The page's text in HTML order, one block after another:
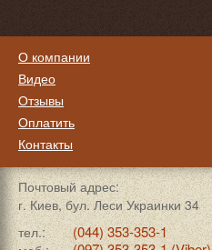
О компании
Видео
Отзывы
Оплатить
Контакты
Почтовый адрес:
г. Киев, бул. Леси Украинки 34
тел.:
(044) 353-353-1